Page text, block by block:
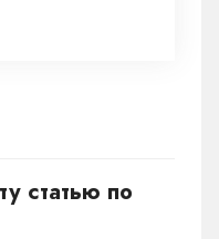
статью по